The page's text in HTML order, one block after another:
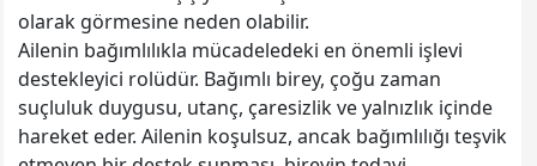
olarak görmesine neden olabilir.
Ailenin bağımlılıkla mücadeledeki en önemli işlevi
destekleyici rolüdür. Bağımlı birey, çoğu zaman
suçluluk duygusu, utanç, çaresizlik ve yalnızlık içinde
hareket eder. Ailenin koşulsuz, ancak bağımlılığı teşvik